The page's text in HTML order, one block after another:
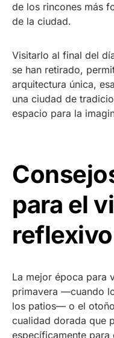
de los rincones más
de la ciudad.
Visitarlo al final del
se han retirado,
arquitectura única,
una ciudad de
espacio para la
para el
reflexivo
La mejor época para
primavera —cuando
los patios— o el
cualidad dorada que
específicamente para